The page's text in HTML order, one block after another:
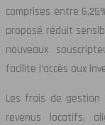
comprises entre
proposé réduit
nouveaux
facilite l’accès aux
Les frais de gestion
revenus locatifs,